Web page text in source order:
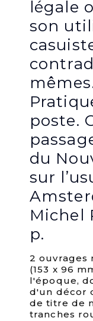
légale
son
poste.
du
sur
Michel
p.
2 ouvrages
(153 x 96
l'époque,
d'un décor
de titre de
tranches